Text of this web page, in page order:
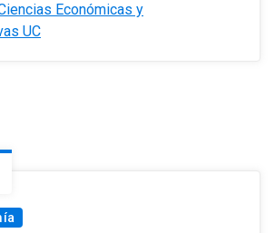
Económicas y
UC